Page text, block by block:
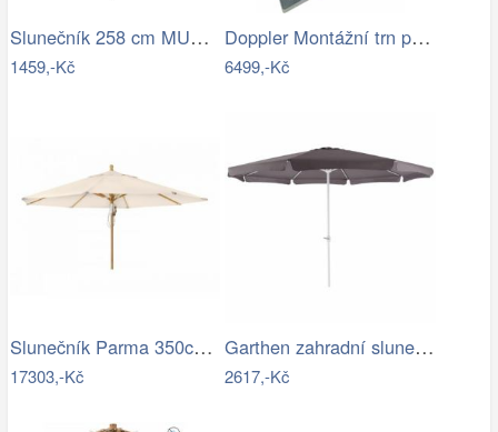
Slunečník 258 cm MURASA Bílá
1459,-Kč
Doppler Montážní trn pro slunečník…
6499,-Kč
Slunečník Parma 350cm -GD
17303,-Kč
Garthen zahradní slunečník s klikou…
2617,-Kč